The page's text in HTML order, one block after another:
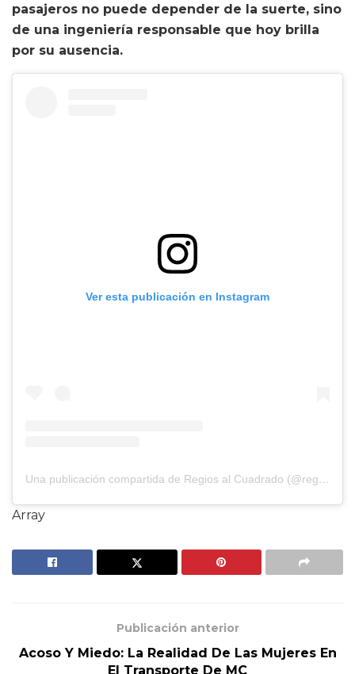
pasajeros no puede depender de la suerte, sino
de una ingeniería responsable que hoy brilla
por su ausencia.
Ver esta publicación en Instagram
Una publicación compartida de Regios al Cuadrado (@regios_alcuadrado)
Array
Publicación anterior
Acoso Y Miedo: La Realidad De Las Mujeres En
El Transporte De MC